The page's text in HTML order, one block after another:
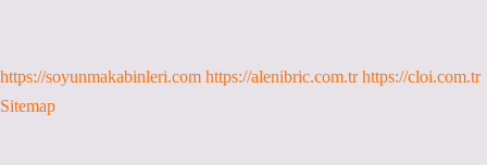
https://soyunmakabinleri.com https://alenibric.com.tr https://cloi.com.tr
Sitemap